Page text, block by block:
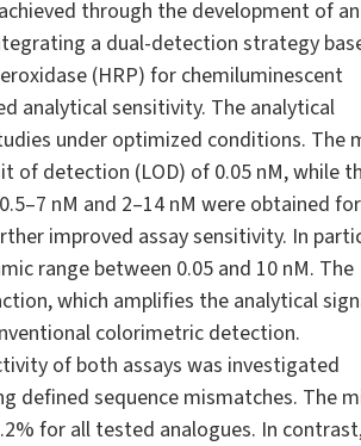
through the development of an
a dual-detection strategy
(HRP) for chemiluminescent
analytical sensitivity. The analytical
under optimized conditions. The
of detection (LOD) of 0.05 nM, while
nM and 2–14 nM were obtained for
improved assay sensitivity. In
range between 0.05 and 10 nM. The
which amplifies the analytical
colorimetric detection.
of both assays was investigated
defined sequence mismatches. The
for all tested analogues. In